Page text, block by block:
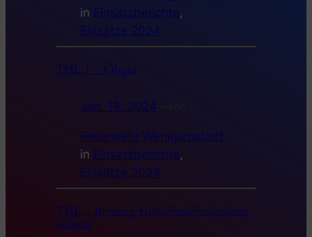
in Einsatzberichte
Einsätze 2024
THL 1 – Ölspur
Jan. 19, 2024
Feuerwehr Wenigumstadt
in Einsatzberichte
Einsätze 2024
THL – Rettung Hubschrauberlandung
sichern